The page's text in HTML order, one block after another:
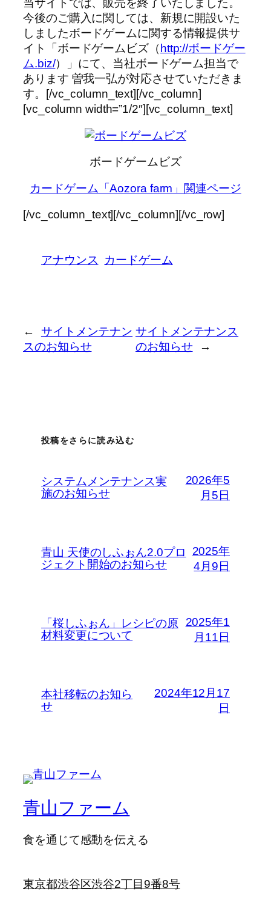
当サイトでは、販売を終了いたしました。
今後のご購入に関しては、新規に開設いた
しましたボードゲームに関する情報提供サ
イト「ボードゲームビズ（ http://ボードゲー
ム.biz/）」にて、当社ボードゲーム担当で
あります 曽我一弘が対応させていただきま
す。[/vc_column_text][/vc_column]
[vc_column width=”1/2″][vc_column_text]
ボードゲームビズ
カードゲーム「Aozora farm」関連ページ
[/vc_column_text][/vc_column][/vc_row]
アナウンス カードゲーム
←
サイトメンテナン
スのお知らせ
サイトメンテナンス
のお知らせ
→
投稿をさらに読み込む
システムメンテナンス実
施のお知らせ
2026年5
月5日
青山 天使のしふぉん2.0プロ
ジェクト開始のお知らせ
2025年
4月9日
「桜しふぉん」レシピの原
材料変更について
2025年1
月11日
本社移転のお知ら
せ
2024年12月17
日
青山ファーム
食を通じて感動を伝える
東京都渋谷区渋谷2丁目9番8号